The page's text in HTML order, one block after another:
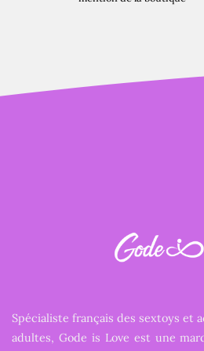
Spécialiste français des sextoys et
adultes, Gode is Love est une